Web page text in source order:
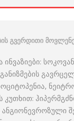
გვერდითი
კუთხით: